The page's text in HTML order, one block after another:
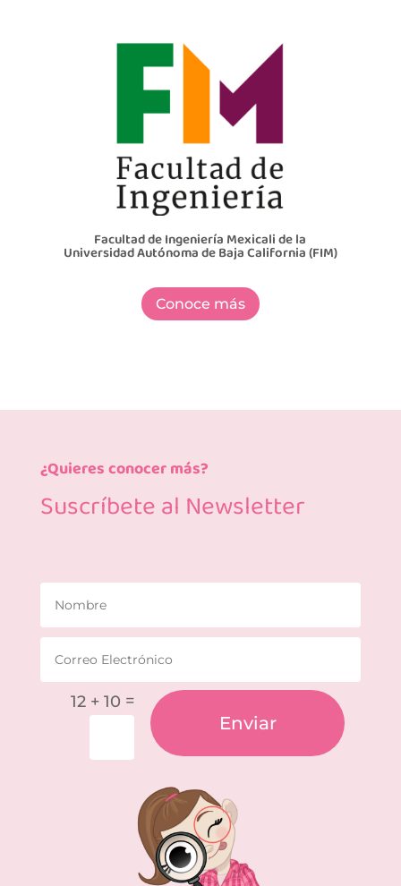
Facultad de Ingeniería Mexicali de la
Universidad Autónoma de Baja California (FIM)
Conoce más
¿Quieres conocer más?
Suscríbete al Newsletter
12 + 10 =
Enviar